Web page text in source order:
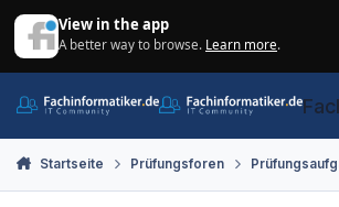
View in the app
A better way to browse. Learn more.
Startseite Prüfungsforen